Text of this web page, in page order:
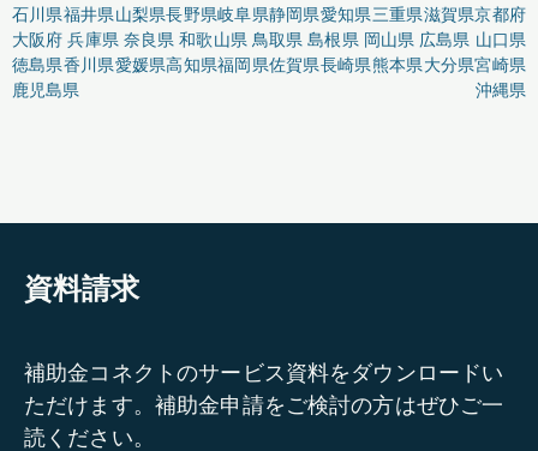
石川県福井県山梨県長野県岐阜県静岡県愛知県三重県滋賀県京都府
大阪府 兵庫県 奈良県 和歌山県 鳥取県 島根県 岡山県 広島県 山口県
徳島県香川県愛媛県高知県福岡県佐賀県長崎県熊本県大分県宮崎県
鹿児島県
沖縄県
資料請求
補助金コネクトのサービス資料をダウンロードい
ただけます。補助金申請をご検討の方はぜひご一
読ください。